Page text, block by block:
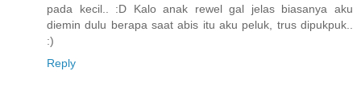
pada kecil.. :D Kalo anak rewel gal jelas biasanya aku
diemin dulu berapa saat abis itu aku peluk, trus dipukpuk..
:)
Reply